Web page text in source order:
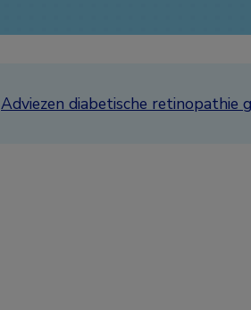
Adviezen diabetische retinopathie